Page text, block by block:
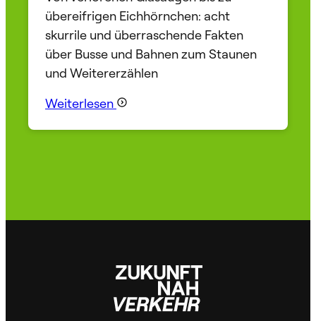
übereifrigen Eichhörnchen: acht
skurrile und überraschende Fakten
über Busse und Bahnen zum Staunen
und Weitererzählen
Weiterlesen